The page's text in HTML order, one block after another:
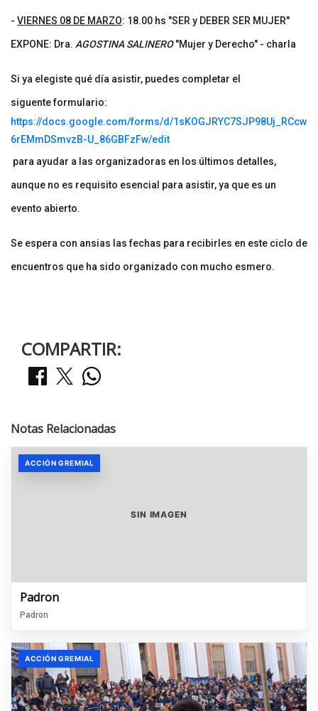
- VIERNES 08 DE MARZO: 18.00 hs "SER y DEBER SER MUJER"
EXPONE: Dra. AGOSTINA SALINERO"Mujer y Derecho" - charla
Si ya elegiste qué día asistir, puedes completar el
siguente formulario:
https://docs.google.com/forms/d/1sKOGJRYC7SJP98Uj_RCcw
6rEMmDSmvzB-U_86GBFzFw/edit
para ayudar a las organizadoras en los últimos detalles,
aunque no es requisito esencial para asistir, ya que es un
evento abierto.
Se espera con ansias las fechas para recibirles en este ciclo de
encuentros que ha sido organizado con mucho esmero.
COMPARTIR:
Notas Relacionadas
ACCIÓN GREMIAL
SIN IMAGEN
Padron
Padron
ACCIÓN GREMIAL